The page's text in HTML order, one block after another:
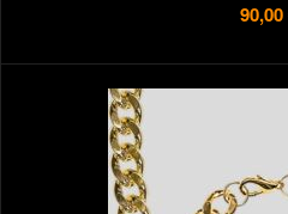
90,00